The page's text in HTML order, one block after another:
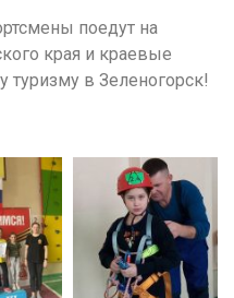
поедут на
края и краевые
туризму в Зеленогорск!